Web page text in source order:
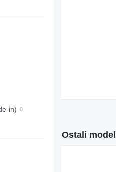
in)
Ostali